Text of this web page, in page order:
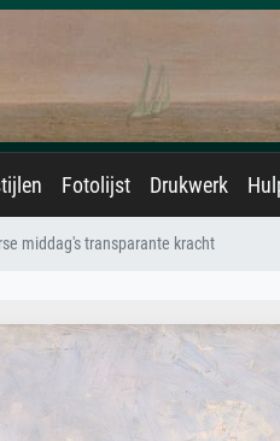
Fotolijst Drukwerk
middag's transparante kracht